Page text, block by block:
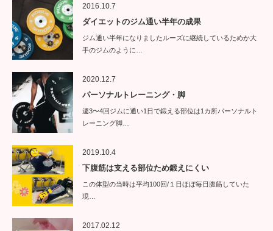
2016.10.7
ダイエットのジム通い半年の成果
ジム通い半年になりましたルーズに継続しているためか大
手のジムのように…
2020.12.7
パーソナルトレーニング・脚
週3〜4回ジムに通い1日で鍛える部位は1カ所パーソナルト
レーニング脚…
2019.10.4
下腹筋は支える部位ため鍛えにくい
この体型の当時は平均100回/１日ほぼ毎日腹筋していた
現…
2017.02.12